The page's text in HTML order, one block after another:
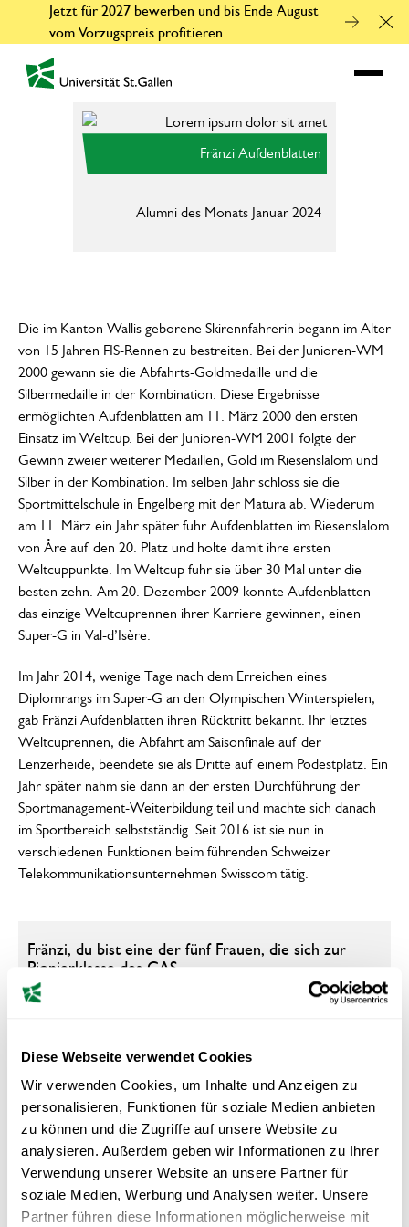
Diese Webseite verwendet Cookies
Wir verwenden Cookies, um Inhalte und Anzeigen zu
personalisieren, Funktionen für soziale Medien anbieten
zu können und die Zugriffe auf unsere Website zu
analysieren. Außerdem geben wir Informationen zu Ihrer
Verwendung unserer Website an unsere Partner für
soziale Medien, Werbung und Analysen weiter. Unsere
Partner führen diese Informationen möglicherweise mit
Jetzt für 2027 bewerben und bis Ende August
vom Vorzugspreis profitieren.
zur Startseite
Fränzi Aufdenblatten
Alumni des Monats Januar 2024
Die im Kanton Wallis geborene Skirennfahrerin begann im Alter
von 15 Jahren FIS-Rennen zu bestreiten. Bei der Junioren-WM
2000 gewann sie die Abfahrts-Goldmedaille und die
Silbermedaille in der Kombination. Diese Ergebnisse
ermöglichten Aufdenblatten am 11. März 2000 den ersten
Einsatz im Weltcup. Bei der Junioren-WM 2001 folgte der
Gewinn zweier weiterer Medaillen, Gold im Riesenslalom und
Silber in der Kombination. Im selben Jahr schloss sie die
Sportmittelschule in Engelberg mit der Matura ab. Wiederum
am 11. März ein Jahr später fuhr Aufdenblatten im Riesenslalom
von Åre auf den 20. Platz und holte damit ihre ersten
Weltcuppunkte. Im Weltcup fuhr sie über 30 Mal unter die
besten zehn. Am 20. Dezember 2009 konnte Aufdenblatten
das einzige Weltcuprennen ihrer Karriere gewinnen, einen
Super-G in Val-d’Isère.
Im Jahr 2014, wenige Tage nach dem Erreichen eines
Diplomrangs im Super-G an den Olympischen Winterspielen,
gab Fränzi Aufdenblatten ihren Rücktritt bekannt. Ihr letztes
Weltcuprennen, die Abfahrt am Saisonfinale auf der
Lenzerheide, beendete sie als Dritte auf einem Podestplatz. Ein
Jahr später nahm sie dann an der ersten Durchführung der
Sportmanagement-Weiterbildung teil und machte sich danach
im Sportbereich selbstständig. Seit 2016 ist sie nun in
verschiedenen Funktionen beim führenden Schweizer
Telekommunikationsunternehmen Swisscom tätig.
Fränzi, du bist eine der fünf Frauen, die sich zur
Pionierklasse des CAS
Sportmanagement‑Lehrgangs zählen durften.
Welche Erinnerungen verbindest du mit der
Nach der Karriere hast du dich mit einem
Start‑up‑Unternehmen im Schneesport‑Bereich
selbstständig gemacht. Wie kam es dazu?
Gibt es Kompetenzen, welche du im Rahmen